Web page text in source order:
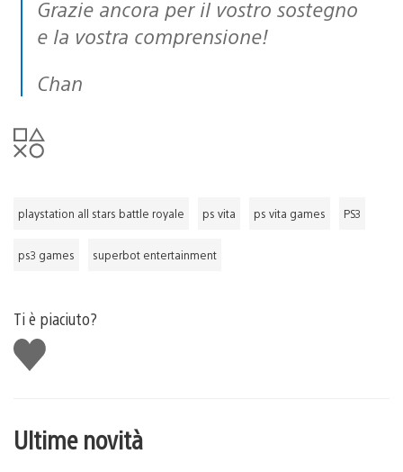
Grazie ancora per il vostro sostegno
e la vostra comprensione!
Chan
playstation all stars battle royale ps vita ps vita games PS3
ps3 games superbot entertainment
Ti è piaciuto?
Mi
piace
Ultime novità